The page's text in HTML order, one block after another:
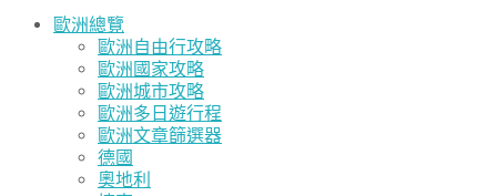
歐洲總覽
歐洲自由行攻略
歐洲國家攻略
歐洲城市攻略
歐洲多日遊行程
歐洲文章篩選器
德國
奧地利